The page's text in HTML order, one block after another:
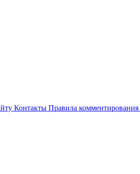
Контакты Правила комментирования